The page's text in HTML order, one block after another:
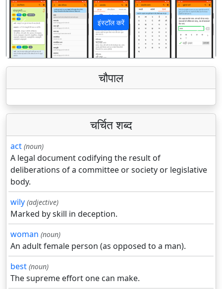
इंस्टॉल करें
पिछला अगला
चौपाल
चर्चित शब्द
act (noun)
A legal document codifying the result of
deliberations of a committee or society or legislative
body.
wily (adjective)
Marked by skill in deception.
woman (noun)
An adult female person (as opposed to a man).
best (noun)
The supreme effort one can make.